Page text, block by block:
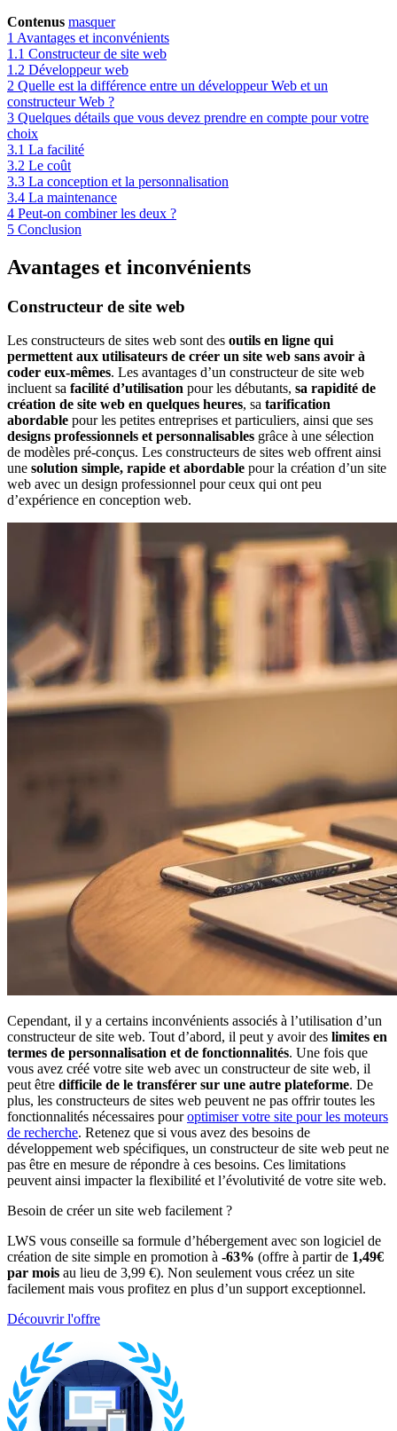
Contenus masquer
1 Avantages et inconvénients
1.1 Constructeur de site web
1.2 Développeur web
2 Quelle est la différence entre un développeur Web et un
constructeur Web ?
3 Quelques détails que vous devez prendre en compte pour votre
choix
3.1 La facilité
3.2 Le coût
3.3 La conception et la personnalisation
3.4 La maintenance
4 Peut-on combiner les deux ?
5 Conclusion
Avantages et inconvénients
Constructeur de site web
Les constructeurs de sites web sont des outils en ligne qui
permettent aux utilisateurs de créer un site web sans avoir à
coder eux-mêmes. Les avantages d’un constructeur de site web
incluent sa facilité d’utilisation pour les débutants, sa rapidité de
création de site web en quelques heures, sa tarification
abordable pour les petites entreprises et particuliers, ainsi que ses
designs professionnels et personnalisables grâce à une sélection
de modèles pré-conçus. Les constructeurs de sites web offrent ainsi
une solution simple, rapide et abordable pour la création d’un site
web avec un design professionnel pour ceux qui ont peu
d’expérience en conception web.
Cependant, il y a certains inconvénients associés à l’utilisation d’un
constructeur de site web. Tout d’abord, il peut y avoir des limites en
termes de personnalisation et de fonctionnalités. Une fois que
vous avez créé votre site web avec un constructeur de site web, il
peut être difficile de le transférer sur une autre plateforme. De
plus, les constructeurs de sites web peuvent ne pas offrir toutes les
fonctionnalités nécessaires pouroptimiser votre site pour les moteurs
de recherche. Retenez que si vous avez des besoins de
développement web spécifiques, un constructeur de site web peut ne
pas être en mesure de répondre à ces besoins. Ces limitations
peuvent ainsi impacter la flexibilité et l’évolutivité de votre site web.
Besoin de créer un site web facilement ?
LWS vous conseille sa formule d’hébergement avec son logiciel de
création de site simple en promotion à -63% (offre à partir de 1,49€
par mois au lieu de 3,99 €). Non seulement vous créez un site
facilement mais vous profitez en plus d’un support exceptionnel.
Découvrir l'offre